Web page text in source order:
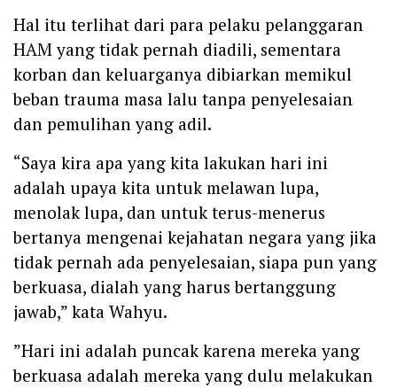
Hal itu terlihat dari para pelaku pelanggaran
HAM yang tidak pernah diadili, sementara
korban dan keluarganya dibiarkan memikul
beban trauma masa lalu tanpa penyelesaian
dan pemulihan yang adil.
“Saya kira apa yang kita lakukan hari ini
adalah upaya kita untuk melawan lupa,
menolak lupa, dan untuk terus-menerus
bertanya mengenai kejahatan negara yang jika
tidak pernah ada penyelesaian, siapa pun yang
berkuasa, dialah yang harus bertanggung
jawab,” kata Wahyu.
‎”Hari ini adalah puncak karena mereka yang
berkuasa adalah mereka yang dulu melakukan